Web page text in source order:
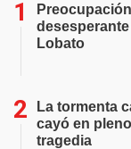
Lobato
La tormenta
cayó en
tragedia